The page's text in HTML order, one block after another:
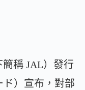
簡稱 JAL）發行
ド）宣布，對部